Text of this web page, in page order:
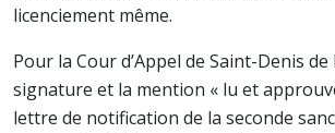
licenciement même.
Pour la Cour d’Appel de Saint-Denis
signature et la mention « lu et
lettre de notification de la seconde